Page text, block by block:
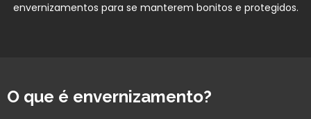
envernizamentos para se manterem bonitos e protegidos.
O que é envernizamento?